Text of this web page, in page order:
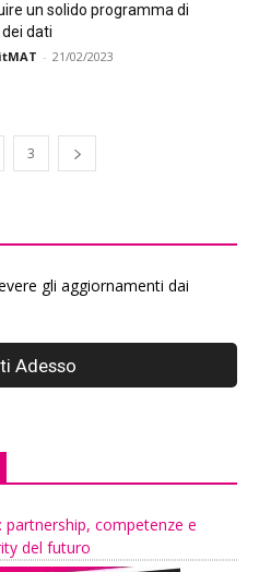
un solido programma di
dati
- 21/02/2023
3
gli aggiornamenti dai
partnership, competenze e
del futuro